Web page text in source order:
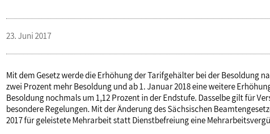
PUBLIKATIONEN
TERMINE & VERANSTALTUNGEN
MITGLIEDSCHAFT & SERVICE
23. Juni 2017
Mit dem Gesetz werde die Erhöhung der Tarifgehälter bei der Besoldung
zwei Prozent mehr Besoldung und ab 1. Januar 2018 eine weitere
Besoldung nochmals um 1,12 Prozent in der Endstufe. Dasselbe gilt für
besondere Regelungen. Mit der Änderung des Sächsischen
2017 für geleistete Mehrarbeit statt Dienstbefreiung eine